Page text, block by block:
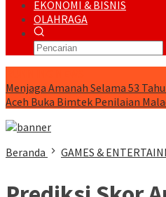
EKONOMI & BISNIS
OLAHRAGA
Menjaga Amanah Selama 53
Aceh Buka Bimtek Penilaian
Beranda GAMES &